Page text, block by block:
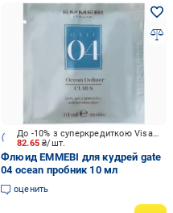
82.65₴/шт.
До -10% з суперкредиткою Visa Вигода
Флюид EMMEBI для кудрей gate
04 ocean пробник 10 мл
оценить